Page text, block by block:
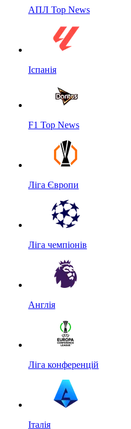
АПЛ Top News
Іспанія
F1 Top News
Ліга Європи
Ліга чемпіонів
Англія
Ліга конференцій
Італія